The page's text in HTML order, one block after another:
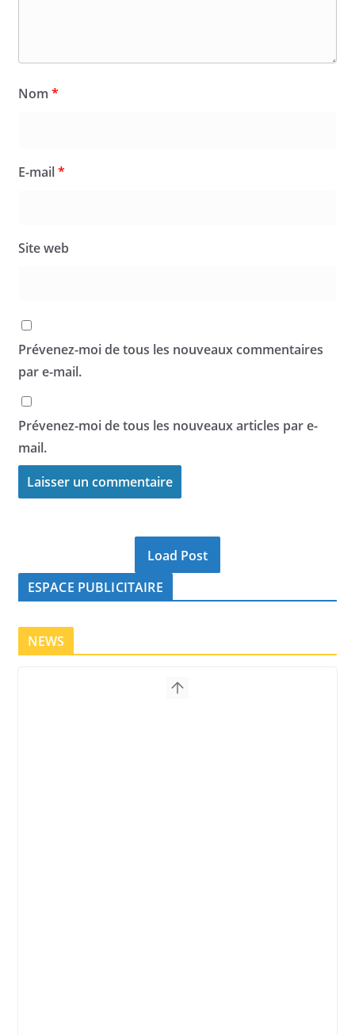
Nom *
E-mail*
Site web
Prévenez-moi de tous les nouveaux commentaires
par e-mail.
Prévenez-moi de tous les nouveaux articles par e-
mail.
Load Post
ESPACE PUBLICITAIRE
NEWS